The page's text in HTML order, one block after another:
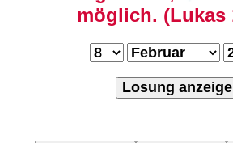
möglich. (Lukas
Losung